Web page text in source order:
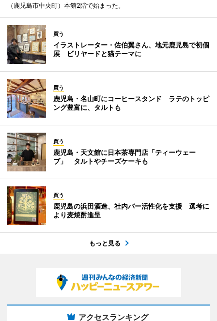
（鹿児島市中央町）本館2階で始まった。
買う
イラストレーター・佐伯翼さん、地元鹿児島で初個
展 ビリヤードと猫テーマに
買う
鹿児島・名山町にコーヒースタンド ラテのトッピ
ング豊富に、タルトも
買う
鹿児島・天文館に日本茶専門店「ティーウェー
ブ」 タルトやチーズケーキも
買う
鹿児島の浜田酒造、社内バー活性化を支援 選考に
より麦焼酎進呈
もっと見る
アクセスランキング